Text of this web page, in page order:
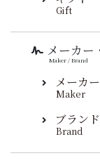
Gift
メーカー
Maker / Brand
メーカー
Maker
ブランド
Brand